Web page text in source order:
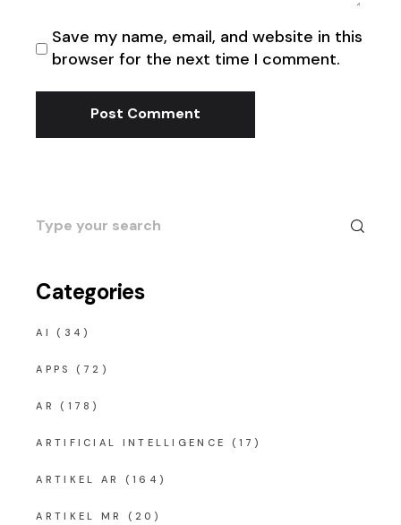
Save my name, email, and website in this
browser for the next time I comment.
Post Comment
Search
for:
Categories
AI (34)
APPS (72)
AR (178)
ARTIFICIAL INTELLIGENCE (17)
ARTIKEL AR (164)
ARTIKEL MR (20)